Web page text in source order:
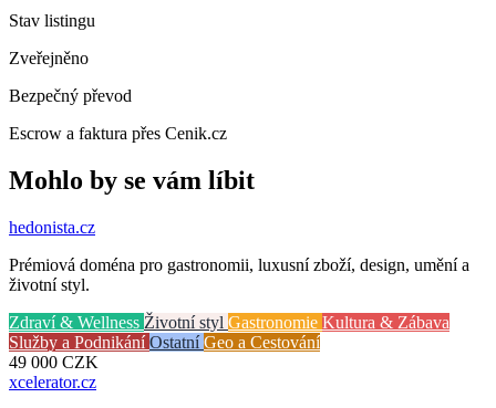
Stav listingu
Zveřejněno
Bezpečný převod
Escrow a faktura přes Cenik.cz
Mohlo by se vám líbit
hedonista.cz
Prémiová doména pro gastronomii, luxusní zboží, design, umění a
životní styl.
Zdraví & Wellness Životní styl Gastronomie Kultura & Zábava
Služby a PodnikáníOstatníGeo a Cestování
49 000 CZK
xcelerator.cz